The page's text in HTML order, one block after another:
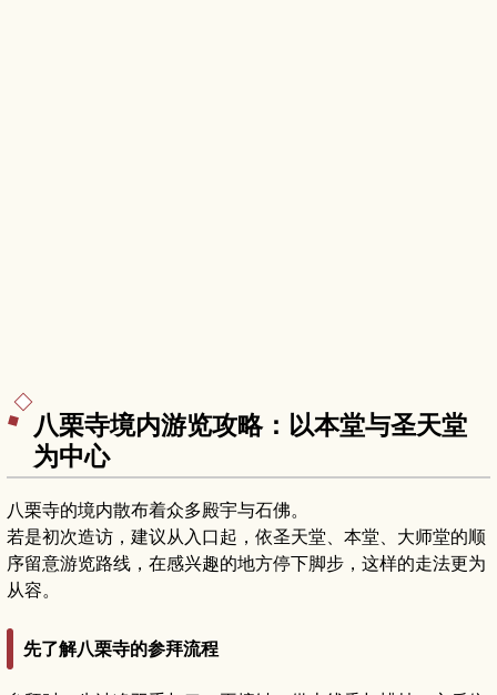
八栗寺境内游览攻略：以本堂与圣天堂
为中心
八栗寺的境内散布着众多殿宇与石佛。
若是初次造访，建议从入口起，依圣天堂、本堂、大师堂的顺
序留意游览路线，在感兴趣的地方停下脚步，这样的走法更为
从容。
先了解八栗寺的参拜流程